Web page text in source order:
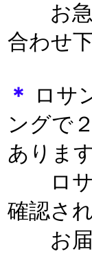
お急
合わせ
＊ ロサ
ングで
あります
ロサ
確認さ
お届